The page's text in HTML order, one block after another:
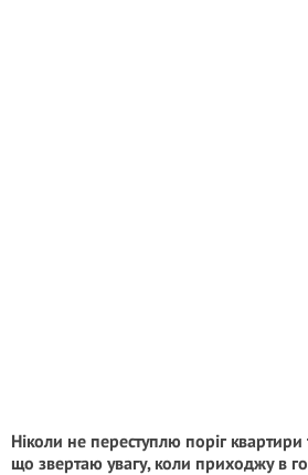
Ніколи не переступлю поріг квартири
що звертаю увагу, коли приходжу в